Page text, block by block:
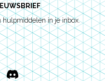
hulpmiddelen in je inbox.
Discord